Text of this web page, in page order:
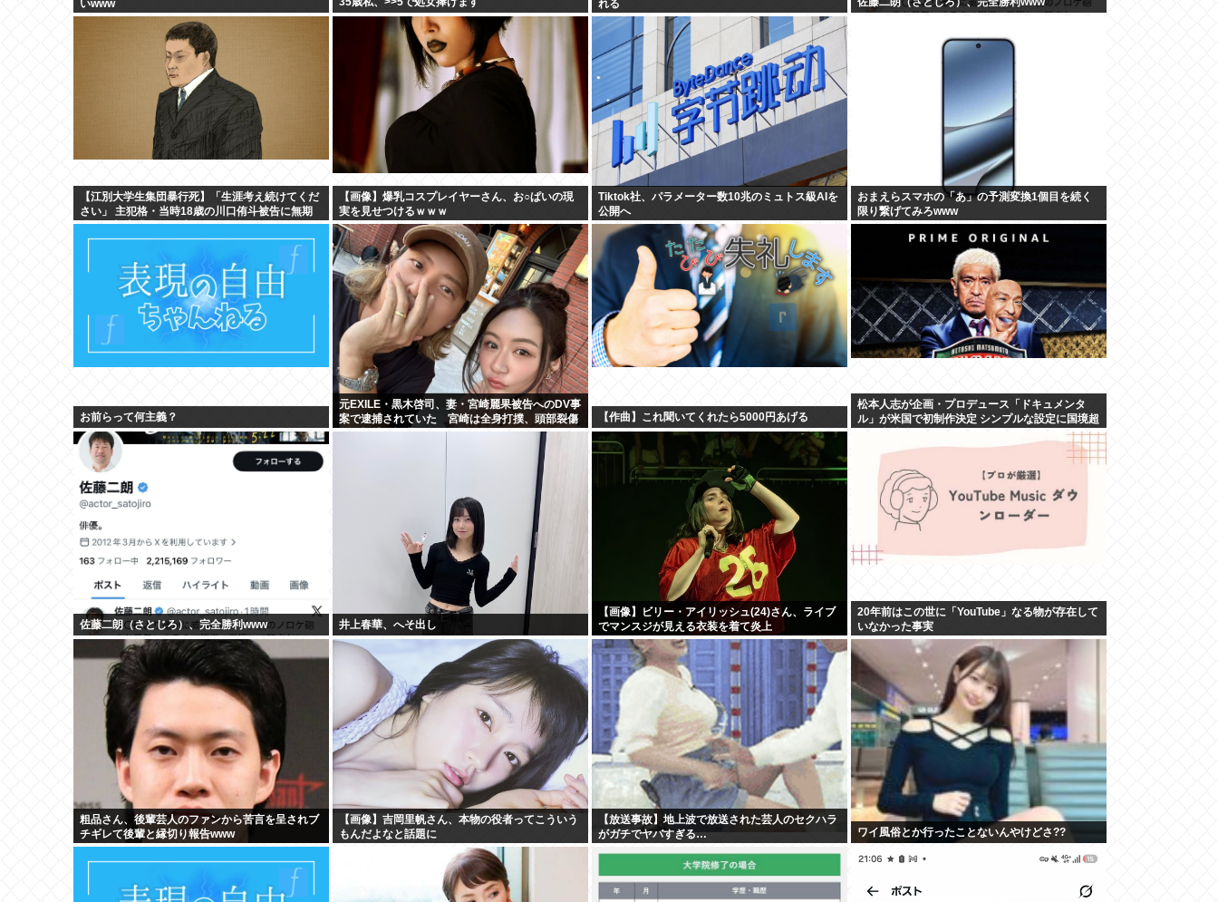
いwww
れる
【江別大学生集団暴行死】「生涯考え続けてくだ
さい」 主犯格・当時18歳の川口侑斗被告に無期
懲役の判決「理不尽以外の何ものでもない」
【画像】爆乳コスプレイヤーさん、お○ぱいの現
実を見せつけるｗｗｗ
Tiktok社、パラメーター数10兆のミュトス級AIを
公開へ
おまえらスマホの「あ」の予測変換1個目を続く
限り繋げてみろwww
お前らって何主義？
元EXILE・黒木啓司、妻・宮崎麗果被告へのDV事
案で逮捕されていた 宮崎は全身打撲、頭部裂傷
及び打撲の怪我
【作曲】これ聞いてくれたら5000円あげる
松本人志が企画・プロデュース「ドキュメンタ
ル」が米国で初制作決定 シンプルな設定に国境超
佐藤二朗（さとじろ）、完全勝利www 井上春華、へそ出し
【画像】ビリー・アイリッシュ(24)さん、ライブ
でマンスジが見える衣装を着て炎上
20年前はこの世に「YouTube」なる物が存在して
いなかった事実
粗品さん、後輩芸人のファンから苦言を呈されブ
チギレて後輩と縁切り報告www
【画像】吉岡里帆さん、本物の役者ってこういう
もんだよなと話題に
【放送事故】地上波で放送された芸人のセクハラ
がガチでヤバすぎる…
ワイ風俗とか行ったことないんやけどさ??